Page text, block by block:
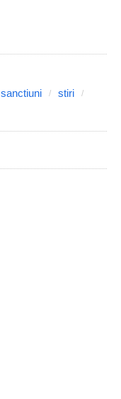
sanctiuni
stiri